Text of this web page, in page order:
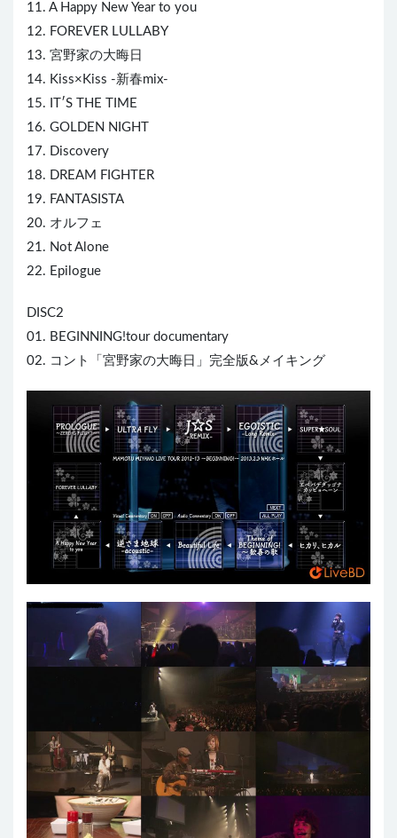
11. A Happy New Year to you
12. FOREVER LULLABY
13. 宮野家の大晦日
14. Kiss×Kiss -新春mix-
15. IT′S THE TIME
16. GOLDEN NIGHT
17. Discovery
18. DREAM FIGHTER
19. FANTASISTA
20. オルフェ
21. Not Alone
22. Epilogue
DISC2
01. BEGINNING!tour documentary
02. コント「宮野家の大晦日」完全版&メイキング